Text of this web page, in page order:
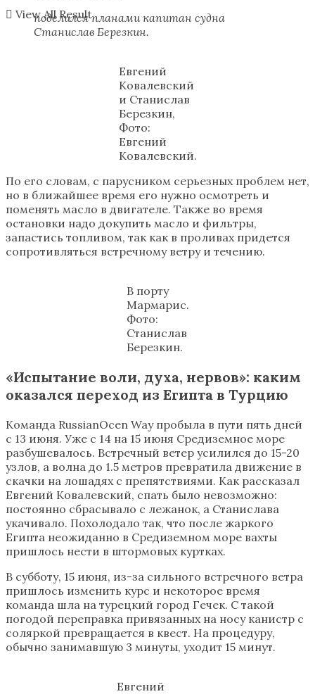
View All Result
поделился планами капитан судна
Станислав Березкин.
Евгений
Ковалевский
и Станислав
Березкин,
Фото:
Евгений
Ковалевский.
По его словам, с парусником серьезных проблем нет,
но в ближайшее время его нужно осмотреть и
поменять масло в двигателе. Также во время
остановки надо докупить масло и фильтры,
запастись топливом, так как в проливах придется
сопротивляться встречному ветру и течению.
В порту
Мармарис.
Фото:
Станислав
Березкин.
«Испытание воли, духа, нервов»: каким
оказался переход из Египта в Турцию
Команда RussianOcen Way пробыла в пути пять дней
с 13 июня. Уже с 14 на 15 июня Средиземное море
разбушевалось. Встречный ветер усилился до 15-20
узлов, а волна до 1.5 метров превратила движение в
скачки на лошадях с препятствиями. Как рассказал
Евгений Ковалевский, спать было невозможно:
постоянно сбрасывало с лежанок, а Станислава
укачивало. Похолодало так, что после жаркого
Египта неожиданно в Средиземном море вахты
пришлось нести в штормовых куртках.
В субботу, 15 июня, из-за сильного встречного ветра
пришлось изменить курс и некоторое время
команда шла на турецкий город Гечек. С такой
погодой переправка привязанных на носу канистр с
соляркой превращается в квест. На процедуру,
обычно занимавшую 3 минуты, уходит 15 минут.
Евгений